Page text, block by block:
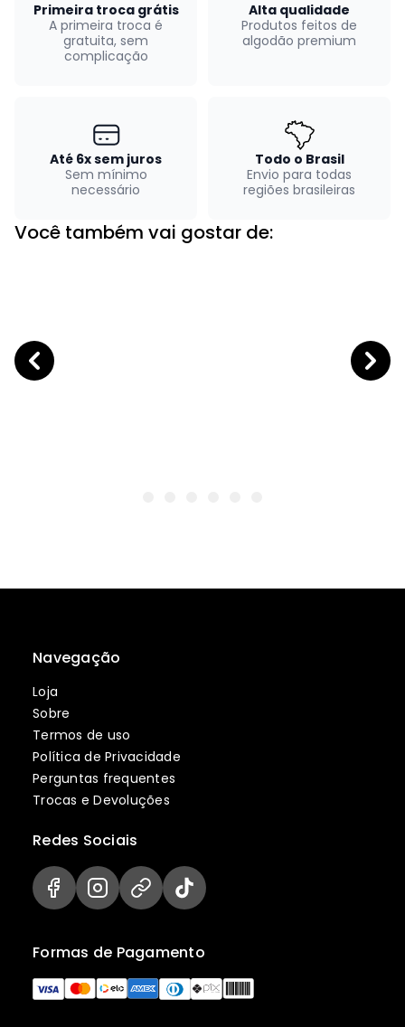
Primeira troca grátis
A primeira troca é
gratuita, sem
complicação
Alta qualidade
Produtos feitos de
algodão premium
Até 6x sem juros
Sem mínimo
necessário
Todo o Brasil
Envio para todas
regiões brasileiras
Você também vai gostar de:
Navegação
Loja
Sobre
Termos de uso
Política de Privacidade
Perguntas frequentes
Trocas e Devoluções
Formas de Pagamento
Redes Sociais